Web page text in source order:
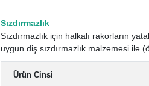
Sızdırmazlık
Sızdırmazlık için halkalı rakorların
uygun diş sızdırmazlık malzemesi ile
Ürün Cinsi